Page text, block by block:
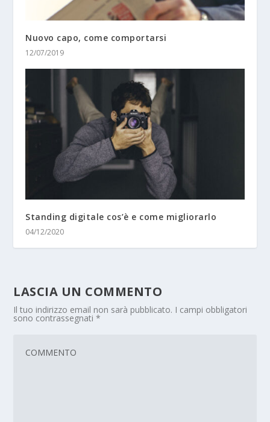
Nuovo capo, come comportarsi
12/07/2019
Standing digitale cos’è e come migliorarlo
04/12/2020
LASCIA UN COMMENTO
Il tuo indirizzo email non sarà pubblicato. I campi obbligatori
sono contrassegnati*